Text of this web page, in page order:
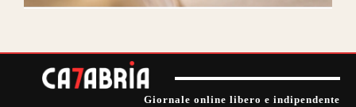
Giornale online libero e indipendente